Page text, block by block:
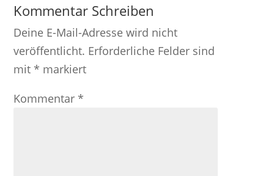
Kommentar Schreiben
Deine E-Mail-Adresse wird nicht
veröffentlicht. Erforderliche Felder sind
mit * markiert
Kommentar *